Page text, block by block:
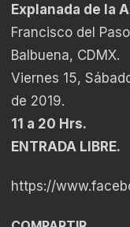
Explanada de la
Francisco del
Balbuena, CDMX.
Viernes 15,
de 2019.
11 a 20 Hrs.
ENTRADA LIBRE.
https://